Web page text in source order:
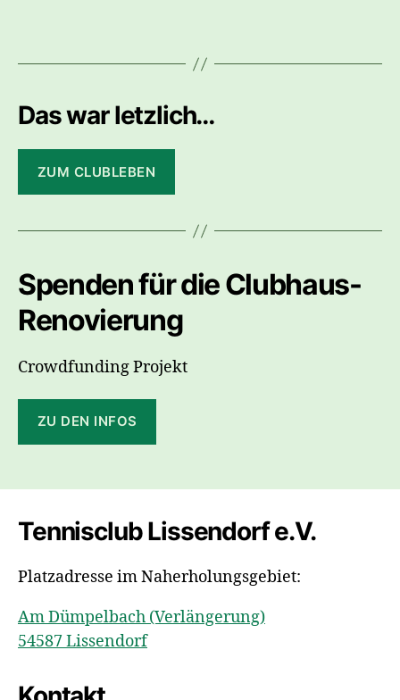
Das war letzlich…
ZUM CLUBLEBEN
Spenden für die Clubhaus-
Renovierung
Crowdfunding Projekt
ZU DEN INFOS
Tennisclub Lissendorf e.V.
Platzadresse im Naherholungsgebiet:
Am Dümpelbach (Verlängerung)
54587 Lissendorf